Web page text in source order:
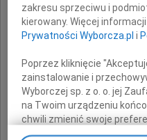
zakresu sprzeciwu i
kierowany. Więcej
Prywatności Wyborcza.pl i
Poprzez kliknięcie
zainstalowanie i
Wyborczej sp. z o. o. jej
na Twoim urządzeniu
chwili zmienić swoje
ponownie wywołując